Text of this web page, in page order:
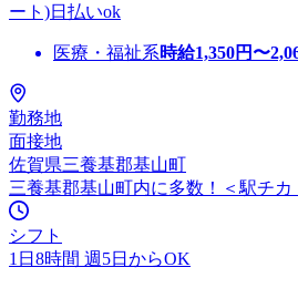
ート)日払いok
医療・福祉系時給1,350円〜
勤務地
面接地
佐賀県三養基郡基山町
三養基郡基山町内に多数！＜駅チカ
シフト
1日8時間 週5日からOK